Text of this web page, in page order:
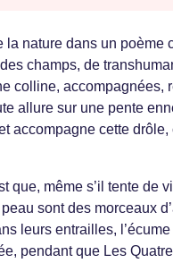
nature dans un poème
champs, de
colline, accompagnées,
allure sur une pente
accompagne cette drôle,
que, même s’il tente de
sont des morceaux
leurs entrailles,
pendant que Les